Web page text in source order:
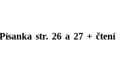
str. 26 a 27 + čtení